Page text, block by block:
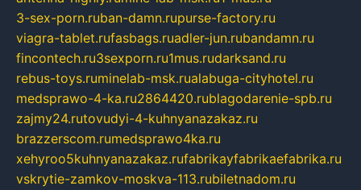
3-sex-porn.ruban-damn.rupurse-factory.ru
viagra-tablet.rufasbags.ruadler-jun.rubandamn.ru
fincontech.ru3sexporn.ru1mus.rudarksand.ru
rebus-toys.ruminelab-msk.rualabuga-cityhotel.ru
medsprawo-4-ka.ru2864420.rublagodarenie-spb.ru
zajmy24.rutovudyi-4-kuhnyanazakaz.ru
brazzerscom.rumedsprawo4ka.ru
xehyroo5kuhnyanazakaz.rufabrikayfabrikaefabrika.ru
vskrytie-zamkov-moskva-113.rubiletnadom.ru